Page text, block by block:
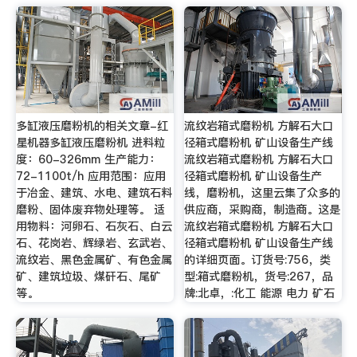
多缸液压磨粉机的相关文章-红
星机器多缸液压磨粉机 进料粒
度：60-326mm 生产能力：
72-1100t/h 应用范围：应用
于冶金、建筑、水电、建筑石料
磨粉、固体废弃物处理等。 适
用物料：河卵石、石灰石、白云
石、花岗岩、辉绿岩、玄武岩、
流纹岩、黑色金属矿、有色金属
矿、建筑垃圾、煤矸石、尾矿
等。
流纹岩箱式磨粉机 方解石大口
径箱式磨粉机 矿山设备生产线
流纹岩箱式磨粉机 方解石大口
径箱式磨粉机 矿山设备生产
线，磨粉机，这里云集了众多的
供应商，采购商，制造商。这是
流纹岩箱式磨粉机 方解石大口
径箱式磨粉机 矿山设备生产线
的详细页面。订货号:756，类
型:箱式磨粉机，货号:267，品
牌:北卓，:化工 能源 电力 矿石